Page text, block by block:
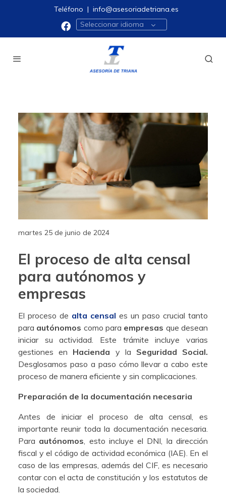
Teléfono | info@asesoriadetriana.es
Seleccionar idioma
martes 25 de junio de 2024
El proceso de alta censal
para autónomos y
empresas
El proceso de alta censal es un paso crucial tanto
para autónomos como para empresas que desean
iniciar su actividad. Este trámite incluye varias
gestiones en Hacienda y la Seguridad Social.
Desglosamos paso a paso cómo llevar a cabo este
proceso de manera eficiente y sin complicaciones.
Preparación de la documentación necesaria
Antes de iniciar el proceso de alta censal, es
importante reunir toda la documentación necesaria.
Para autónomos , esto incluye el DNI, la dirección
fiscal y el código de actividad económica (IAE). En el
caso de las empresas, además del CIF, es necesario
contar con el acta de constitución y los estatutos de
la sociedad.